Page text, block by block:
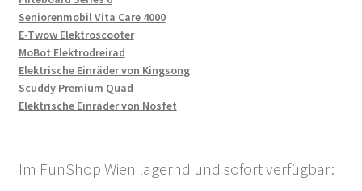
Seniorenmobil Vita Care 4000
E-Twow Elektroscooter
MoBot Elektrodreirad
Elektrische Einräder von Kingsong
Scuddy Premium Quad
Elektrische Einräder von Nosfet
Im FunShop Wien lagernd und sofort verfügbar: